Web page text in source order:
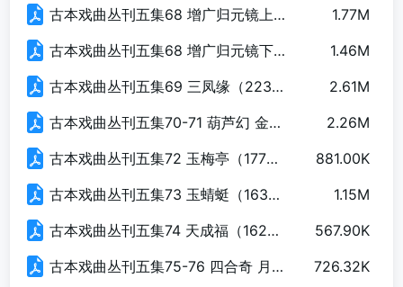
古本戏曲丛刊五集68 增广归元镜上册（232页）.pdf
1.77M
古本戏曲丛刊五集68 增广归元镜下册（201页）.pdf
1.46M
古本戏曲丛刊五集69 三凤缘（223页）.pdf
2.61M
古本戏曲丛刊五集70-71 葫芦幻 金兰谊（239页）.pdf
2.26M
古本戏曲丛刊五集72 玉梅亭（177页）.pdf
881.00K
古本戏曲丛刊五集73 玉蜻蜓（163页）.pdf
1.15M
古本戏曲丛刊五集74 天成福（162页）.pdf
567.90K
古本戏曲丛刊五集75-76 四合奇 月华缘(原缺153页).pdf
726.32K